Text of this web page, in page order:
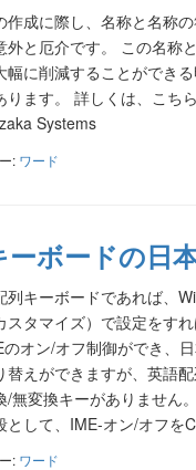
作成に際し、名称と名称
外と厄介です。 この名称
幅に削減することができ
ります。 詳しくは、こち
Systems
: ワード
ーボードの日
列キーボードであれば、
スタマイズ）で設定をす
オン/オフ制御ができ、
替えができますが、英語
/無変換キーがありません
として、IME-オン/オフを
: ワード